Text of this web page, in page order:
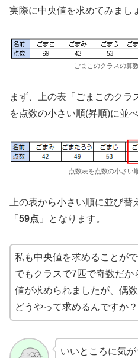
実際に中央値を求めてみまし
ごまこのクラスの算
まず、上の表「ごまこのクラ
を点数の小さい順(昇順)に並べ
点数表を点数の小さい
上の表から小さい順に並び
「 59点 」となります。
私も中央値を求めることがで
でもクラスで7匹で奇数だか
値が求められましたが、偶
どうやって求めるんですか？
いいところに気が